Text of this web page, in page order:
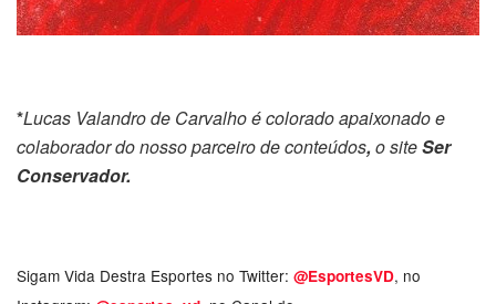
*Lucas Valandro de Carvalho é colorado apaixonado e
colaborador do nosso parceiro de conteúdos, o siteSer
Conservador.
Sigam Vida Destra Esportes no Twitter: @EsportesVD, no